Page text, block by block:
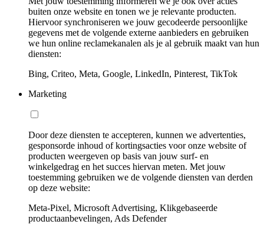
buiten onze website en tonen we je relevante producten.
Hiervoor synchroniseren we jouw gecodeerde persoonlijke
gegevens met de volgende externe aanbieders en gebruiken
we hun online reclamekanalen als je al gebruik maakt van hun
diensten:
Bing, Criteo, Meta, Google, LinkedIn, Pinterest, TikTok
Marketing
Door deze diensten te accepteren, kunnen we advertenties,
gesponsorde inhoud of kortingsacties voor onze website of
producten weergeven op basis van jouw surf- en
winkelgedrag en het succes hiervan meten. Met jouw
toestemming gebruiken we de volgende diensten van derden
op deze website:
Meta-Pixel, Microsoft Advertising, Klikgebaseerde
productaanbevelingen, Ads Defender